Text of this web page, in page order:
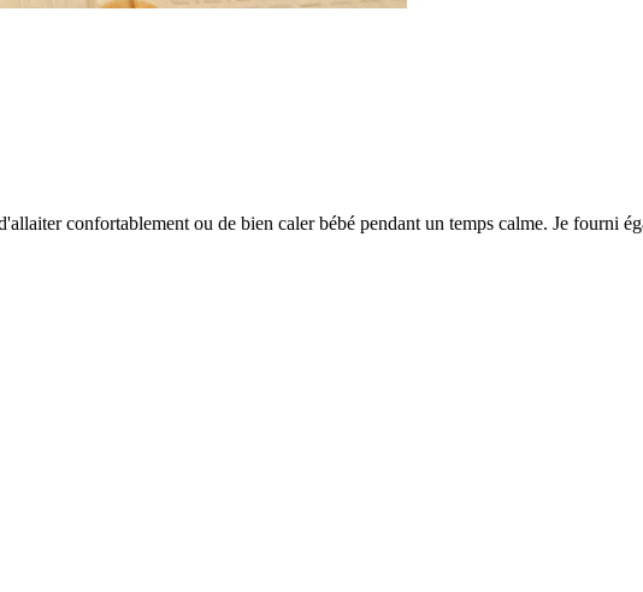
confortablement ou de bien caler bébé pendant un temps calme. Je fourni